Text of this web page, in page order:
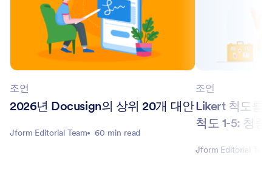
조언
2026년 Docusign의 상위 20개 대안
Jform Editorial Team 60 min read
조언
Likert 척도를
척도 1-5: 청
Jform Editorial